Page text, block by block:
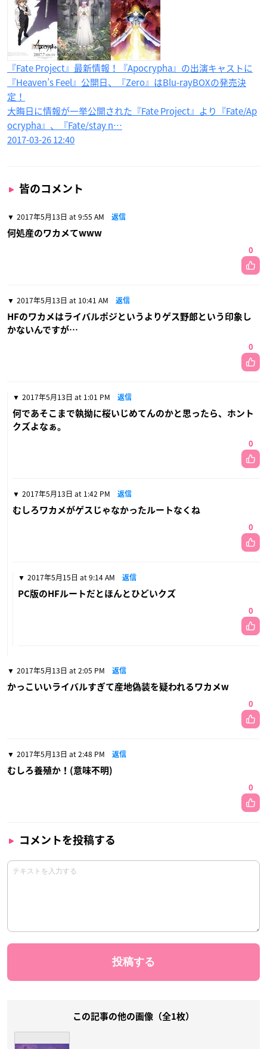
『Fate Project』最新情報！『Apocrypha』の出演キャストに
『Heaven’s Feel』公開日、『Zero』はBlu-rayBOXの発売決
定！
大晦日に情報が一挙公開された『Fate Project』より『Fate/Ap
ocrypha』、『Fate/stay n…
2017-03-26 12:40
皆のコメント
2017年5月13日 at 9:55 AM 返信
何処産のワカメてwww
0
2017年5月13日 at 10:41 AM 返信
HFのワカメはライバルポジというよりゲス野郎という印象し
かないんですが…
0
2017年5月13日 at 1:01 PM 返信
何であそこまで執拗に桜いじめてんのかと思ったら、ホント
クズよなぁ。
0
2017年5月13日 at 1:42 PM 返信
むしろワカメがゲスじゃなかったルートなくね
0
2017年5月15日 at 9:14 AM 返信
PC版のHFルートだとほんとひどいクズ
0
2017年5月13日 at 2:05 PM 返信
かっこいいライバルすぎて産地偽装を疑われるワカメw
0
2017年5月13日 at 2:48 PM 返信
むしろ養殖か！(意味不明)
0
コメントを投稿する
この記事の他の画像（全1枚）